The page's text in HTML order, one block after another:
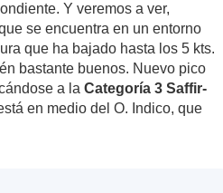
Y veremos a ver,
se encuentra en un entorno
que ha bajado hasta los 5 kts.
bastante buenos. Nuevo pico
a la Categoría 3 Saffir-
en medio del O. Indico, que